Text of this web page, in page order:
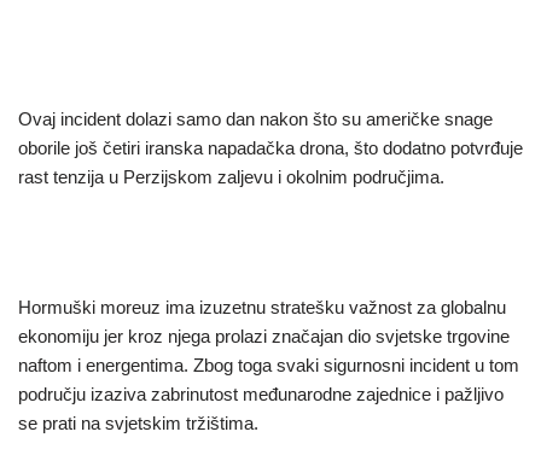
Ovaj incident dolazi samo dan nakon što su američke snage
oborile još četiri iranska napadačka drona, što dodatno potvrđuje
rast tenzija u Perzijskom zaljevu i okolnim područjima.
Hormuški moreuz ima izuzetnu stratešku važnost za globalnu
ekonomiju jer kroz njega prolazi značajan dio svjetske trgovine
naftom i energentima. Zbog toga svaki sigurnosni incident u tom
području izaziva zabrinutost međunarodne zajednice i pažljivo
se prati na svjetskim tržištima.